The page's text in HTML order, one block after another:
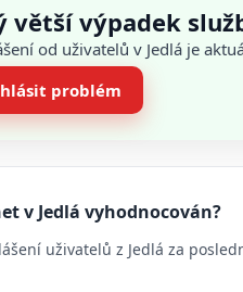
větší výpadek
od uživatelů v Jedlá je
problém
v Jedlá vyhodnocován?
uživatelů z Jedlá za